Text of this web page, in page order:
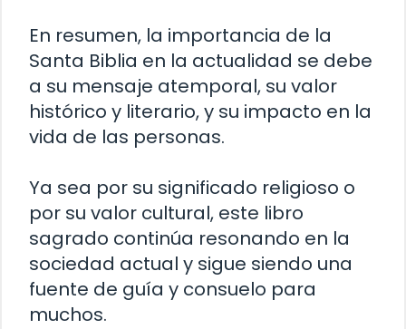
En resumen, la importancia de la
Santa Biblia en la actualidad se debe
a su mensaje atemporal, su valor
histórico y literario, y su impacto en la
vida de las personas.
Ya sea por su significado religioso o
por su valor cultural, este libro
sagrado continúa resonando en la
sociedad actual y sigue siendo una
fuente de guía y consuelo para
muchos.